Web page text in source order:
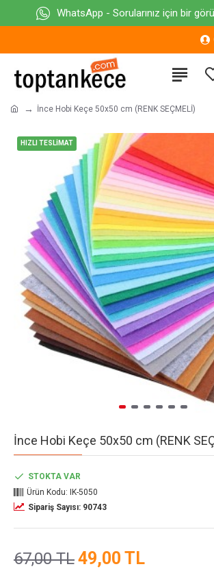
WhatsApp - Sorularınız için bir
İnce Hobi Keçe 50x50 cm (RENK SEÇMELİ)
HIZLI TESLİMAT
İnce Hobi Keçe 50x50 cm (RENK
49,00 TL
67,00 TL
STOKTA VAR
Ürün Kodu:
IK-5050
Sipariş Sayısı: 90743